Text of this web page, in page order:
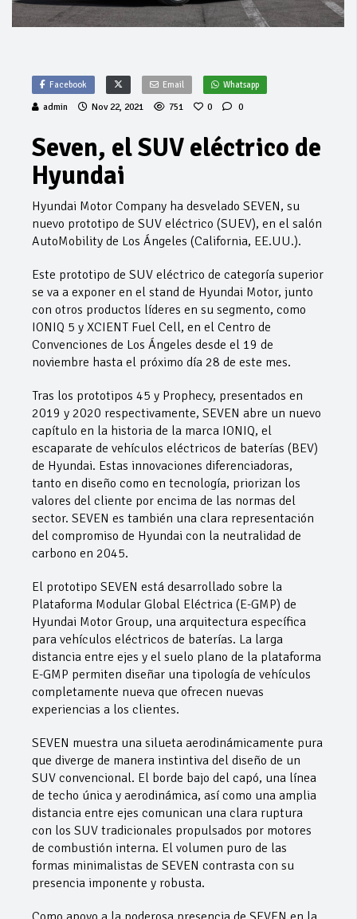
Facebook Email Whatsapp
admin Nov 22, 2021 751 0 0
Seven, el SUV eléctrico de
Hyundai
Hyundai Motor Company ha desvelado SEVEN, su
nuevo prototipo de SUV eléctrico (SUEV), en el salón
AutoMobility de Los Ángeles (California, EE.UU.).
Este prototipo de SUV eléctrico de categoría superior
se va a exponer en el stand de Hyundai Motor, junto
con otros productos líderes en su segmento, como
IONIQ 5 y XCIENT Fuel Cell, en el Centro de
Convenciones de Los Ángeles desde el 19 de
noviembre hasta el próximo día 28 de este mes.
Tras los prototipos 45 y Prophecy, presentados en
2019 y 2020 respectivamente, SEVEN abre un nuevo
capítulo en la historia de la marca IONIQ, el
escaparate de vehículos eléctricos de baterías (BEV)
de Hyundai. Estas innovaciones diferenciadoras,
tanto en diseño como en tecnología, priorizan los
valores del cliente por encima de las normas del
sector. SEVEN es también una clara representación
del compromiso de Hyundai con la neutralidad de
carbono en 2045.
El prototipo SEVEN está desarrollado sobre la
Plataforma Modular Global Eléctrica (E-GMP) de
Hyundai Motor Group, una arquitectura específica
para vehículos eléctricos de baterías. La larga
distancia entre ejes y el suelo plano de la plataforma
E-GMP permiten diseñar una tipología de vehículos
completamente nueva que ofrecen nuevas
experiencias a los clientes.
SEVEN muestra una silueta aerodinámicamente pura
que diverge de manera instintiva del diseño de un
SUV convencional. El borde bajo del capó, una línea
de techo única y aerodinámica, así como una amplia
distancia entre ejes comunican una clara ruptura
con los SUV tradicionales propulsados por motores
de combustión interna. El volumen puro de las
formas minimalistas de SEVEN contrasta con su
presencia imponente y robusta.